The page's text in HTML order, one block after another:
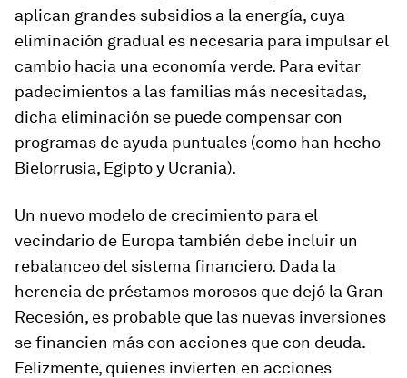
aplican grandes subsidios a la energía, cuya
eliminación gradual es necesaria para impulsar el
cambio hacia una economía verde. Para evitar
padecimientos a las familias más necesitadas,
dicha eliminación se puede compensar con
programas de ayuda puntuales (como han hecho
Bielorrusia, Egipto y Ucrania).
Un nuevo modelo de crecimiento para el
vecindario de Europa también debe incluir un
rebalanceo del sistema financiero. Dada la
herencia de préstamos morosos que dejó la Gran
Recesión, es probable que las nuevas inversiones
se financien más con acciones que con deuda.
Felizmente, quienes invierten en acciones